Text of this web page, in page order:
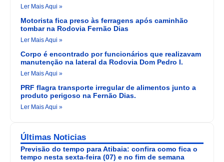
Ler Mais Aqui »
Motorista fica preso às ferragens após caminhão
tombar na Rodovia Fernão Dias
Ler Mais Aqui »
Corpo é encontrado por funcionários que realizavam
manutenção na lateral da Rodovia Dom Pedro I.
Ler Mais Aqui »
PRF flagra transporte irregular de alimentos junto a
produto perigoso na Fernão Dias.
Ler Mais Aqui »
Últimas Noticias
Previsão do tempo para Atibaia: confira como fica o
tempo nesta sexta-feira (07) e no fim de semana